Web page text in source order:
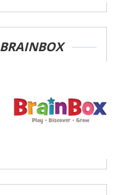
BRAINBOX